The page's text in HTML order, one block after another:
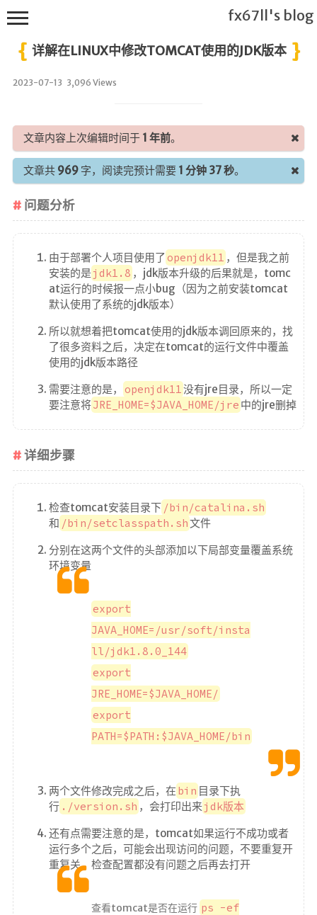
详解在LINUX中修改TOMCAT使用的JDK版本
2023-07-13 3,096 Views
文章内容上次编辑时间于 1 年前。
文章共 969字，阅读完预计需要 1 分钟 37 秒。
问题分析
由于部署个人项目使用了 openjdk11 ，但是我之前
安装的是jdk1.8 ，jdk版本升级的后果就是，tomc
at运行的时候报一点小bug（因为之前安装tomcat
默认使用了系统的jdk版本）
所以就想着把tomcat使用的jdk版本调回原来的，找
了很多资料之后，决定在tomcat的运行文件中覆盖
使用的jdk版本路径
需要注意的是，
openjdk11没有jre目录，所以一定
要注意将JRE_HOME=$JAVA_HOME/jre 中的jre删掉
详细步骤
检查tomcat安装目录下 /bin/catalina.sh
和 /bin/setclasspath.sh文件
分别在这两个文件的头部添加以下局部变量覆盖系统
环境变量
export
JAVA_HOME=/usr/soft/insta
ll/jdk1.8.0_144
export
JRE_HOME=$JAVA_HOME/
export
PATH=$PATH:$JAVA_HOME/bin
两个文件修改完成之后，在 bin 目录下执
行 ./version.sh ，会打印出来jdk版本
还有点需要注意的是，tomcat如果运行不成功或者
运行多个之后，可能会出现访问的问题，不要重复开
重复关，检查配置都没有问题之后再去打开
查看tomcat是否在运行 ps -ef
fx67ll's blog
l's
文章
分类
标签
心情
相册
在线简历
留言板
个人作品
监控
系统状态
日常通勤
关于
我
MAP